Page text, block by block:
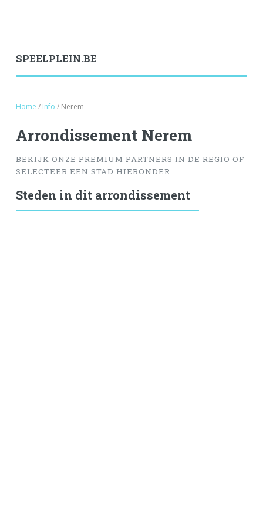
SPEELPLEIN.BE
Home / Info / Nerem
Arrondissement Nerem
BEKIJK ONZE PREMIUM PARTNERS IN DE REGIO OF
SELECTEER EEN STAD HIERONDER.
Steden in dit arrondissement